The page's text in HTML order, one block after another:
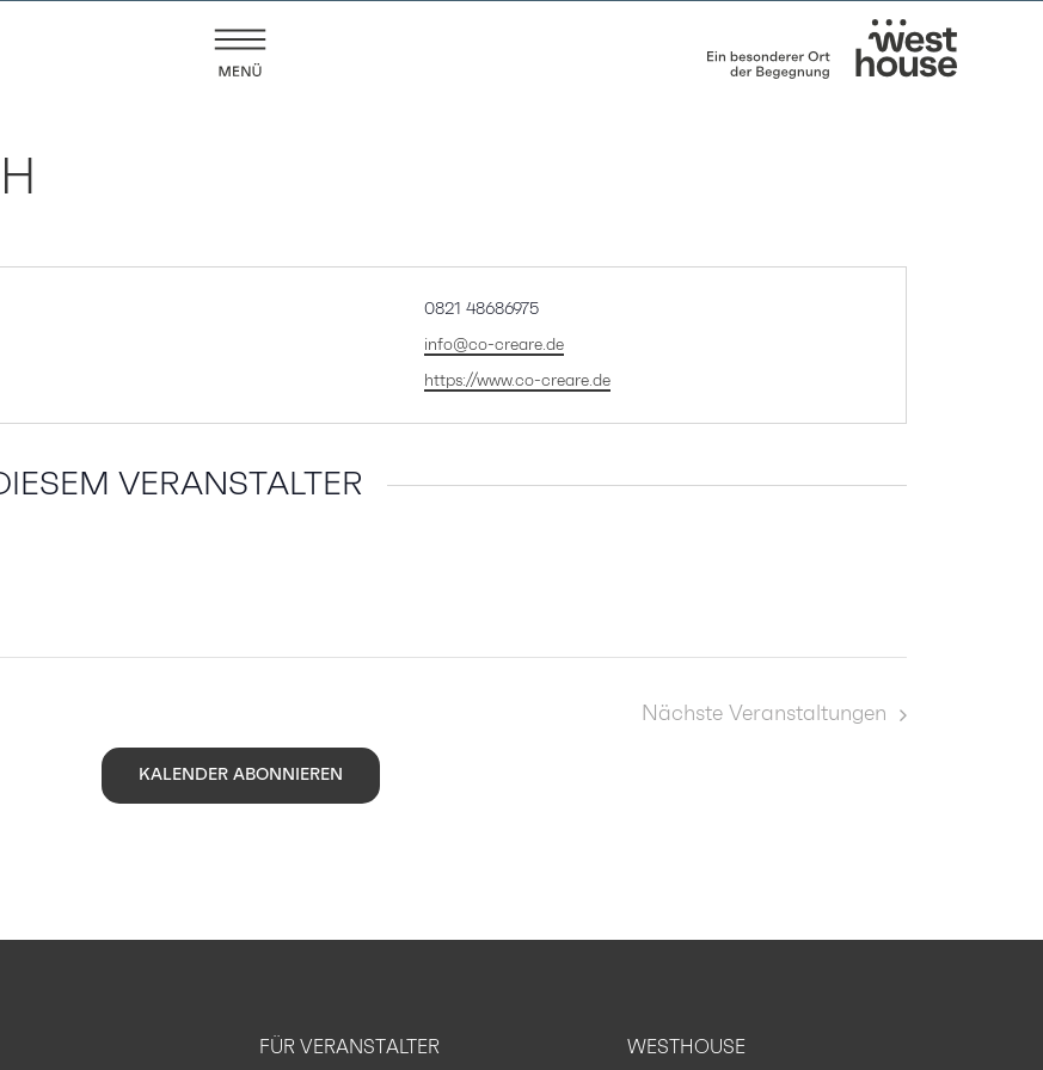
Telefon
0821 48686975
Email
info@co-creare.de
Webseite
https://www.co-creare.de
VERANSTALTER
Nächste Veranstaltungen
KALENDER ABONNIEREN
FÜR VERANSTALTER WESTHOUSE